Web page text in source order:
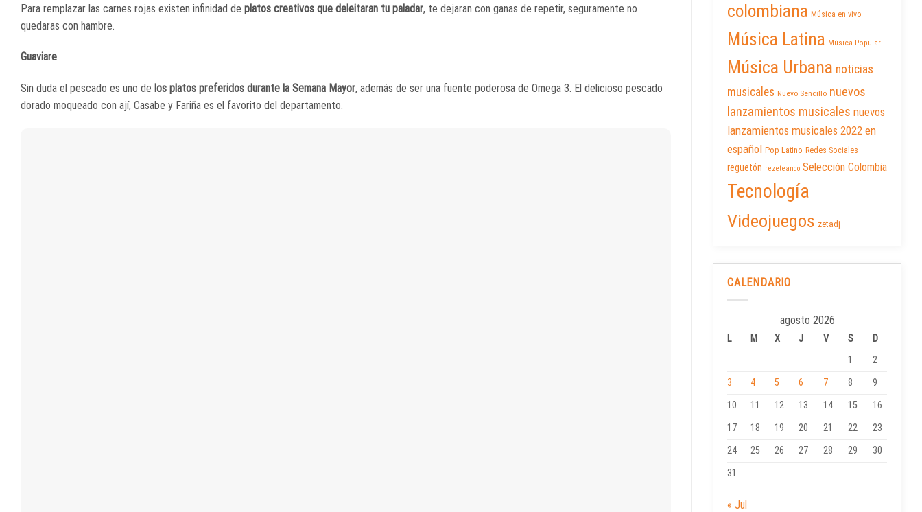
Para remplazar las carnes rojas existen infinidad de platos creativos que deleitaran tu paladar, te dejaran con ganas de repetir, seguramente no
quedaras con hambre.
Guaviare
Sin duda el pescado es uno de los platos preferidos durante la Semana Mayor, además de ser una fuente poderosa de Omega 3. El delicioso pescado
dorado moqueado con ají, Casabe y Fariña es el favorito del departamento.
colombiana Música en vivo
Música Latina Música Popular
Música Urbana noticias
musicales Nuevo Sencillo nuevos
lanzamientos musicales nuevos
lanzamientos musicales 2022 en
español Pop Latino Redes Sociales
reguetón rezeteando Selección Colombia
Tecnología
Videojuegos zetadj
CALENDARIO
agosto 2026
L M X J V S
D
1
2
3
4 5 6 7 8
9
10
11 12 13 14 15
16
17
18 19 20 21 22
23
24
25 26 27 28 29
30
31
« Jul